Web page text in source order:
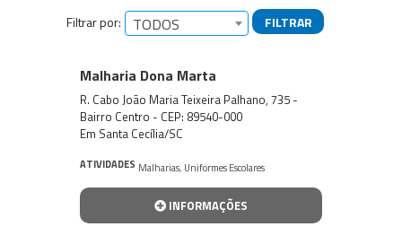
Filtrar por: TODOS FILTRAR
Empresas encontradas
Malharia Dona Marta
R. Cabo João Maria Teixeira Palhano, 735 -
Bairro Centro - CEP: 89540-000
Em Santa Cecília/SC
ATIVIDADES Malharias, Uniformes Escolares
INFORMAÇÕES